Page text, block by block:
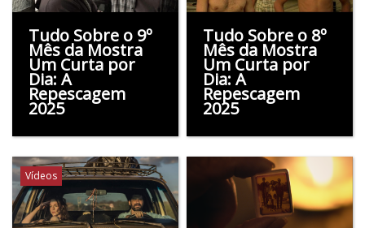
Tudo Sobre o 9º
Mês da Mostra
Um Curta por
Dia: A
Repescagem
2025
Tudo Sobre o 8º
Mês da Mostra
Um Curta por
Dia: A
Repescagem
2025
Vídeos